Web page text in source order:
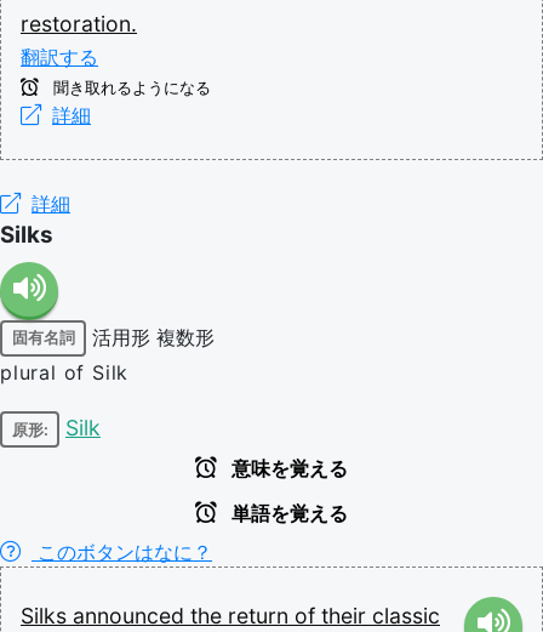
restoration.
翻訳する
聞き取れるようになる
詳細
詳細
Silks
固有名詞 活用形 複数形
plural of Silk
原形: Silk
意味を覚える
単語を覚える
このボタンはなに？
Silks announced the return of their classic